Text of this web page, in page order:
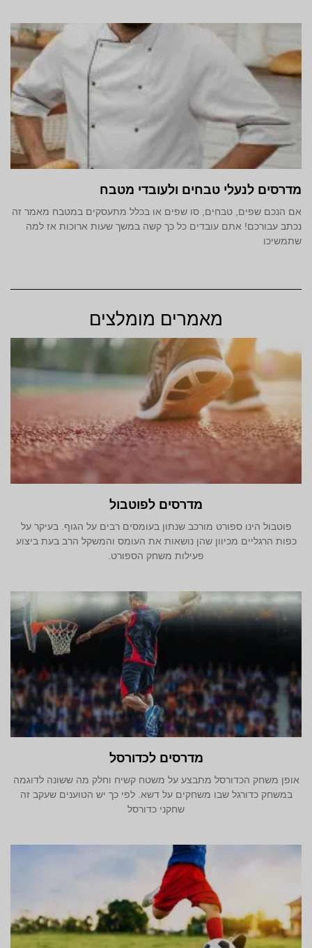
מדרסים לנעלי טבחים ולעובדי מטבח
אם הנכם שפים, טבחים, סו שפים או בכלל מתעסקים במטבח מאמר זה
נכתב עבורכם! אתם עובדים כל כך קשה במשך שעות ארוכות אז למה
שתמשיכו
מאמרים מומלצים
מדרסים לפוטבול
פוטבול הינו ספורט מורכב שנתון בעומסים רבים על הגוף. בעיקר על
כפות הרגליים מכיוון שהן נושאות את העומס והמשקל הרב בעת ביצוע
פעילות משחק הספורט.
מדרסים לכדורסל
אופן משחק הכדורסל מתבצע על משטח קשיח וחלק מה ששונה לדוגמה
במשחק כדורגל שבו משחקים על דשא. לפי כך יש הטוענים שעקב זה
שחקני כדורסל